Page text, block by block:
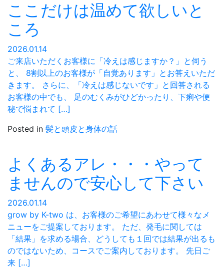
ここだけは温めて欲しいと
ころ
2026.01.14
ご来店いただくお客様に「冷えは感じますか？」と伺う
と、 8割以上のお客様が「自覚あります」とお答えいただ
きます。 さらに、「冷えは感じないです」と回答される
お客様の中でも、 足のむくみがひどかったり、下痢や便
秘で悩まれて […]
Posted in 髪と頭皮と身体の話
よくあるアレ・・・やって
ませんので安心して下さい
2026.01.14
grow by K-two は、お客様のご希望にあわせて様々なメ
ニューをご提案しております。 ただ、発毛に関しては
「結果」を求める場合、どうしても１回では結果が出るも
のではないため、コースでご案内しております。 先日ご
来 […]